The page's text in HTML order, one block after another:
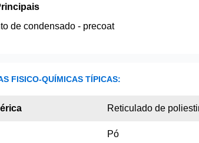
de condensado - precoat
FISICO-QUÍMICAS TÍPICAS:
Reticulado de
Pó